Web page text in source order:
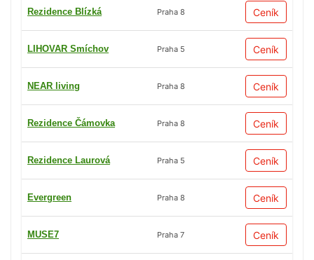
Rezidence Blízká Praha 8 Ceník
LIHOVAR Smíchov Praha 5 Ceník
NEAR living Praha 8 Ceník
Rezidence Čámovka Praha 8 Ceník
Rezidence Laurová Praha 5 Ceník
Evergreen Praha 8 Ceník
MUSE7 Praha 7 Ceník